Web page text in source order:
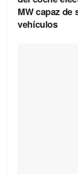
MW capaz de
vehículos